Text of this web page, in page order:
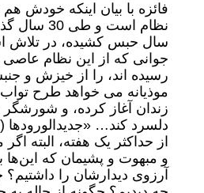
فائزه با بیان اینکه خودش هم
سال حبس کشیده، در تلاش
جوانی که از این نظام
رسیده اند، را از خیزش و
موذیانه می خواهد طرح
زندان آغاز کرده، و شورشگر
از حداکثر یک هفته، البته
و مبهوت و پشیمان که این‌ها
آرزوی دیدارشان را